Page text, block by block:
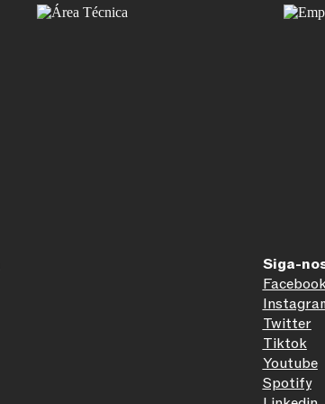
Siga-
Twitter
Tiktok
Youtube
Spotify